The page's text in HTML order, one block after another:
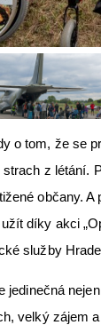
o tom, že se
z létání.
občany.
díky akci
služby
jedinečná
velký zájem